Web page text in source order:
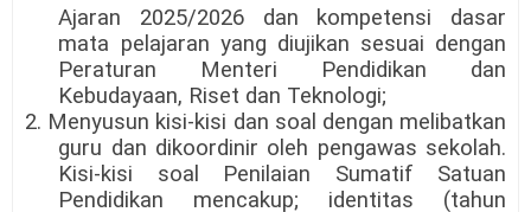
Ajaran 2025/2026 dan kompetensi dasar
mata pelajaran yang diujikan sesuai dengan
Peraturan Menteri Pendidikan dan
Kebudayaan, Riset dan Teknologi;
2. Menyusun kisi-kisi dan soal dengan melibatkan
guru dan dikoordinir oleh pengawas sekolah.
Kisi-kisi soal Penilaian Sumatif Satuan
Pendidikan mencakup; identitas (tahun